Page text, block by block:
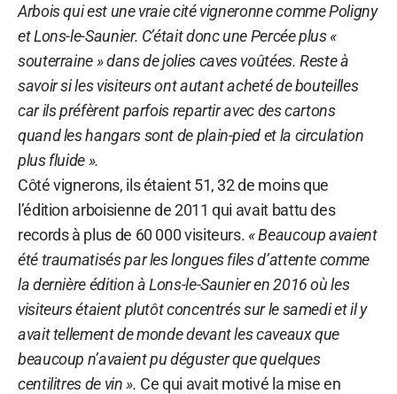
Arbois qui est une vraie cité vigneronne comme Poligny
et Lons-le-Saunier. C’était donc une Percée plus «
souterraine » dans de jolies caves voûtées. Reste à
savoir si les visiteurs ont autant acheté de bouteilles
car ils préfèrent parfois repartir avec des cartons
quand les hangars sont de plain-pied et la circulation
plus fluide ».
Côté vignerons, ils étaient 51, 32 de moins que
l’édition arboisienne de 2011 qui avait battu des
records à plus de 60 000 visiteurs.« Beaucoup avaient
été traumatisés par les longues files d’attente comme
la dernière édition à Lons-le-Saunier en 2016 où les
visiteurs étaient plutôt concentrés sur le samedi et il y
avait tellement de monde devant les caveaux que
beaucoup n’avaient pu déguster que quelques
centilitres de vin ». Ce qui avait motivé la mise en